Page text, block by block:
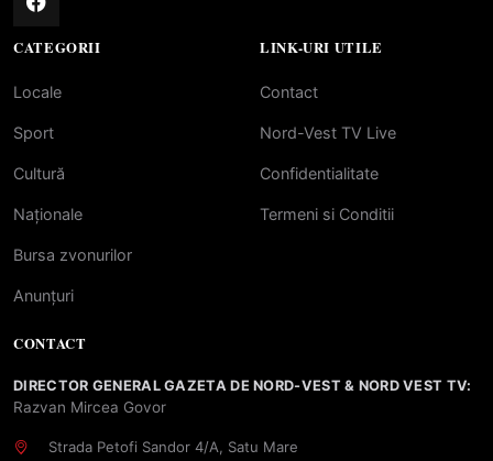
CATEGORII
Locale
Sport
Cultură
Naționale
Bursa zvonurilor
Anunțuri
LINK-URI UTILE
Contact
Nord-Vest TV Live
Confidentialitate
Termeni si Conditii
CONTACT
DIRECTOR GENERAL GAZETA DE NORD-VEST & NORD VEST TV:
Razvan Mircea Govor
Strada Petofi Sandor 4/A, Satu Mare